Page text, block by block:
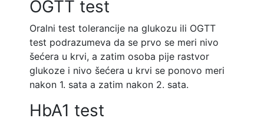
OGTT test
Oralni test tolerancije na glukozu ili OGTT
test podrazumeva da se prvo se meri nivo
šećera u krvi, a zatim osoba pije rastvor
glukoze i nivo šećera u krvi se ponovo meri
nakon 1. sata a zatim nakon 2. sata.
HbA1 test